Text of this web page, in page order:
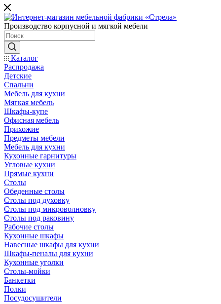
Производство корпусной и мягкой мебели
Каталог
Распродажа
Детские
Спальни
Мебель для кухни
Мягкая мебель
Шкафы-купе
Офисная мебель
Прихожие
Предметы мебели
Мебель для кухни
Кухонные гарнитуры
Угловые кухни
Прямые кухни
Столы
Обеденные столы
Столы под духовку
Столы под микроволновку
Столы под раковину
Рабочие столы
Кухонные шкафы
Навесные шкафы для кухни
Шкафы-пеналы для кухни
Кухонные уголки
Столы-мойки
Банкетки
Полки
Посудосушители